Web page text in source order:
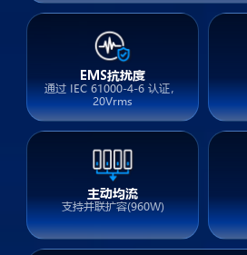
EMS抗扰度
通过 IEC 61000-4-6 认证，
20Vrms
主动均流
支持并联扩容(960W)